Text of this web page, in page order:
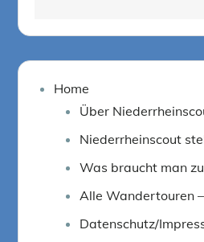
Home
Über
Niederrheinscout
Was braucht man
Alle Wandertouren
Datenschutz/